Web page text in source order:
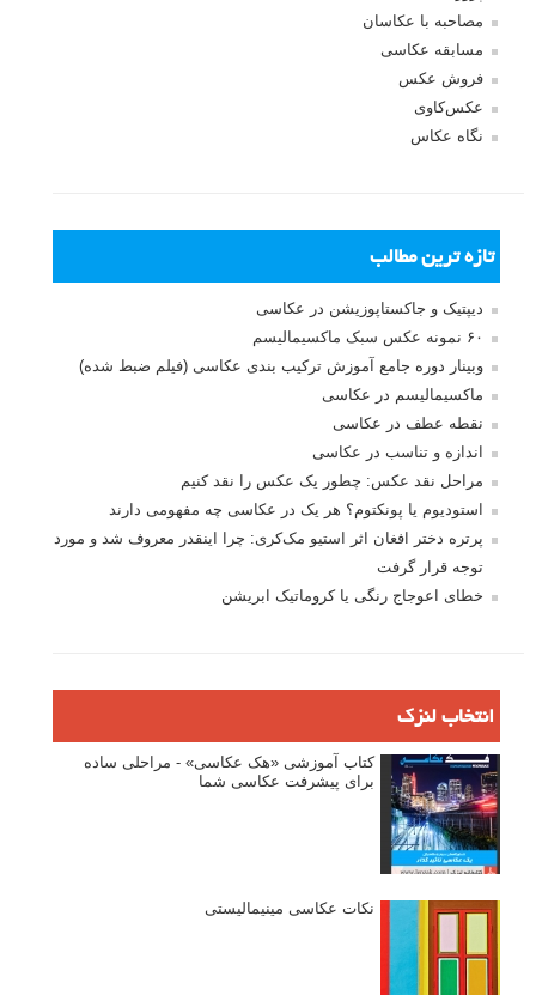
مصاحبه با عکاسان
مسابقه عکاسی
فروش عکس
عکس‌کاوی
نگاه عکاس
تازه ترین مطالب
دیپتیک و جاکستا‌پوزیشن در عکاسی
۶۰ نمونه عکس سبک ماکسیمالیسم
وبینار دوره جامع آموزش ترکیب بندی عکاسی (فیلم ضبط شده)
ماکسیمالیسم در عکاسی
نقطه عطف در عکاسی
اندازه و تناسب در عکاسی
مراحل نقد عکس: چطور یک عکس را نقد کنیم
استودیوم یا پونکتوم؟ هر یک در عکاسی چه مفهومی دارند
پرتره دختر افغان اثر استیو مک‌کری: چرا اینقدر معروف شد و مورد
توجه قرار گرفت
خطای اعوجاج رنگی یا کروماتیک ابریشن
انتخاب لنزک
کتاب آموزشی «هک عکاسی» - مراحلی ساده
برای پیشرفت عکاسی شما
نکات عکاسی مینیمالیستی